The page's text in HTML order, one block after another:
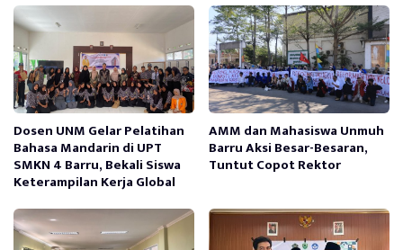
Dosen UNM Gelar Pelatihan
Bahasa Mandarin di UPT
SMKN 4 Barru, Bekali Siswa
Keterampilan Kerja Global
AMM dan Mahasiswa Unmuh
Barru Aksi Besar-Besaran,
Tuntut Copot Rektor